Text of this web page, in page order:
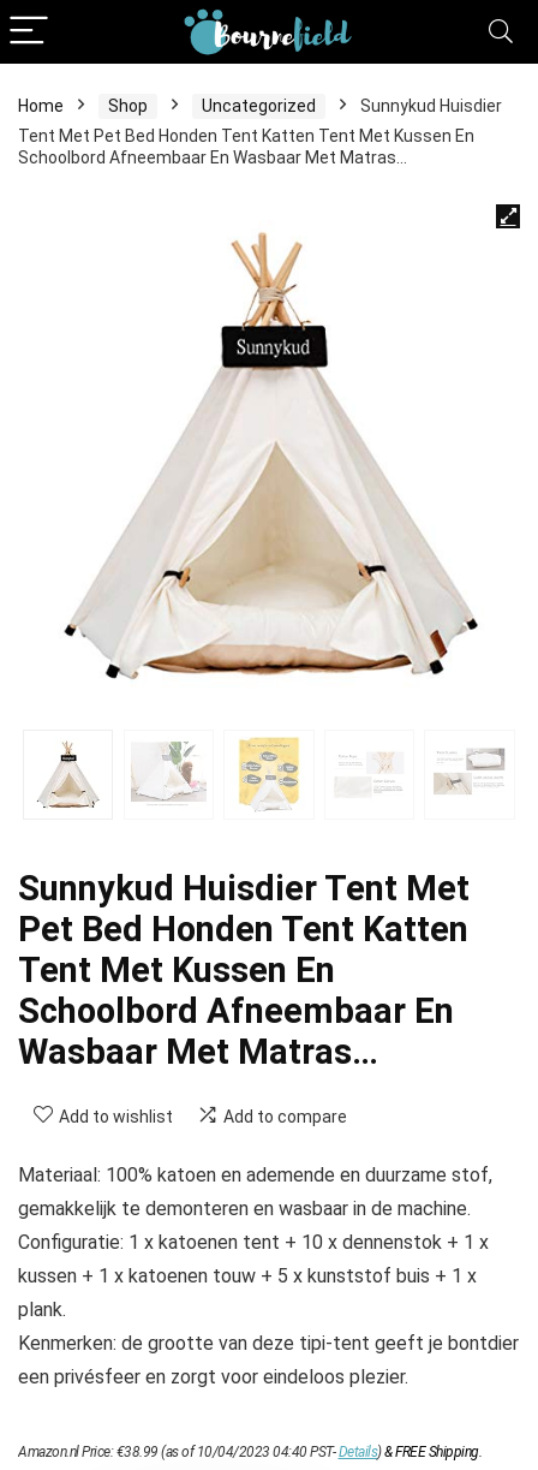
Home Shop Uncategorized
Sunnykud Huisdier
Tent Met Pet Bed Honden Tent Katten Tent Met Kussen En
Schoolbord Afneembaar En Wasbaar Met Matras…
Sunnykud Huisdier Tent Met
Pet Bed Honden Tent Katten
Tent Met Kussen En
Schoolbord Afneembaar En
Wasbaar Met Matras…
Add to wishlist Add to compare
Materiaal: 100% katoen en ademende en duurzame stof,
gemakkelijk te demonteren en wasbaar in de machine.
Configuratie: 1 x katoenen tent + 10 x dennenstok + 1 x
kussen + 1 x katoenen touw + 5 x kunststof buis + 1 x
plank.
Kenmerken: de grootte van deze tipi-tent geeft je bontdier
een privésfeer en zorgt voor eindeloos plezier.
Amazon.nl Price:€38.99 (as of 10/04/2023 04:40 PST-Details)&FREE Shipping.